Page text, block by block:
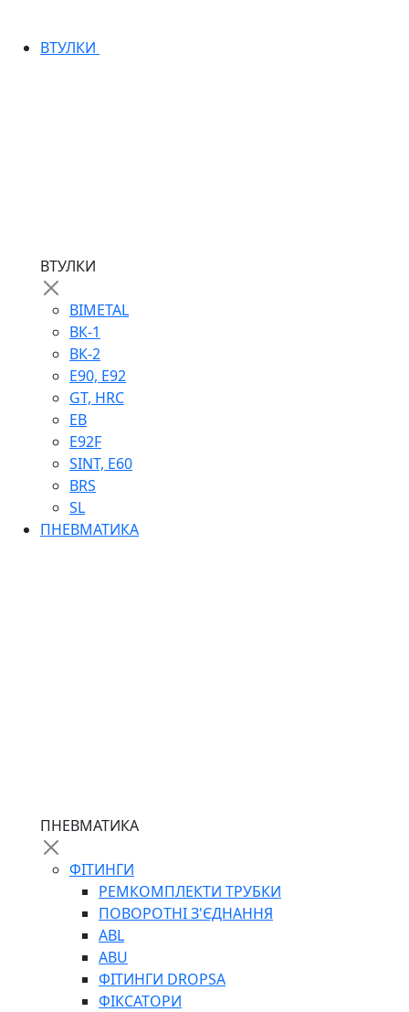
ВТУЛКИ
ВТУЛКИ
BIMETAL
ВК-1
ВК-2
Е90, E92
GT, HRC
EB
Е92F
SINT, E60
BRS
SL
ПНЕВМАТИКА
ПНЕВМАТИКА
ФІТИНГИ
РЕМКОМПЛЕКТИ ТРУБКИ
ПОВОРОТНІ З'ЄДНАННЯ
ABL
ABU
ФІТИНГИ DROPSA
ФІКСАТОРИ